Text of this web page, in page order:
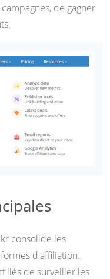
de gagner
consolide les
d'affiliation.
de surveiller les